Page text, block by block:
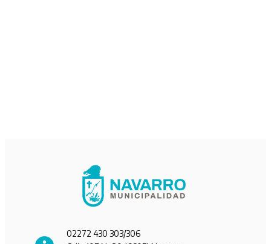
02272 430 303/306